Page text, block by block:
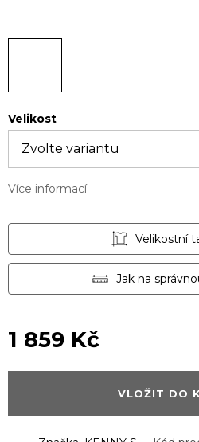
Velikost
Více informací
Velikostní
Jak na
1 859 Kč
cena:
VLOŽIT DO